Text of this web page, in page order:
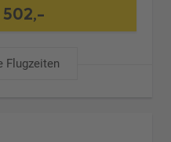
502,-
Flugzeiten